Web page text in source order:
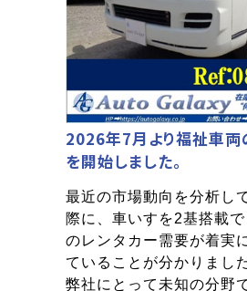
2026年7月より福祉車両
を開始しました。
最近の市場動向を分析し
際に、車いすを2基搭載
のレンタカー需要が着実
ていることが分かりまし
弊社にとって未知の分野